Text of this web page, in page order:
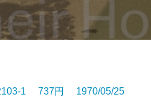
1 737円 1970/05/25